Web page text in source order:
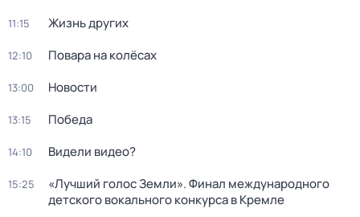
11:15 Жизнь других
12:10 Повара на колёсах
13:00 Новости
13:15 Победа
14:10 Видели видео?
15:25
«Лучший голос Земли». Финал международного
детского вокального конкурса в Кремле